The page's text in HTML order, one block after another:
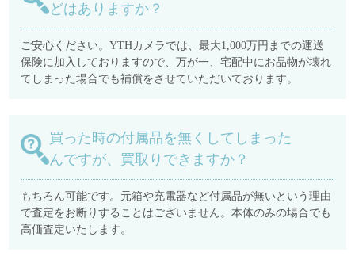
どはありますか？
ご安心ください。YTHカメラでは、最大1,000万円までの運送
保険に加入しておりますので、万が一、宅配中にお品物が壊れ
てしまった場合でも補償をさせていただいております。
買った時の付属品を無くしてしまった
んですが、買取りできますか？
もちろん可能です。元箱や充電器など付属品が無いという理由
で査定をお断りすることはございません。本体のみの場合でも
高価査定いたします。